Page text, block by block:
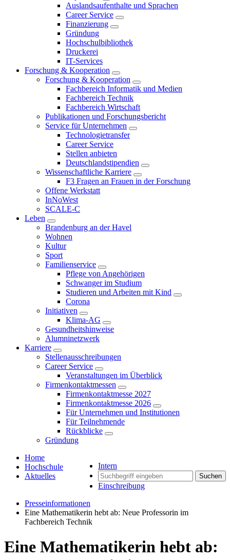
Auslandsaufenthalte und Sprachen
Career Service
Finanzierung
Gründung
Hochschulbibliothek
Druckerei
IT-Services
Forschung & Kooperation
Forschung & Kooperation
Fachbereich Informatik und Medien
Fachbereich Technik
Fachbereich Wirtschaft
Publikationen und Forschungsbericht
Service für Unternehmen
Technologietransfer
Career Service
Stellen anbieten
Deutschlandstipendien
Wissenschaftliche Karriere
F3 Fragen an Frauen in der Forschung
Offene Werkstatt
InNoWest
SCALE-C
Leben
Brandenburg an der Havel
Wohnen
Kultur
Sport
Familienservice
Pflege von Angehörigen
Schwanger im Studium
Studieren und Arbeiten mit Kind
Corona
Initiativen
Klima-AG
Gesundheitshinweise
Alumninetzwerk
Karriere
Stellenausschreibungen
Career Service
Veranstaltungen im Überblick
Firmenkontaktmessen
Firmenkontaktmesse 2027
Firmenkontaktmesse 2026
Für Unternehmen und Institutionen
Für Teilnehmende
Rückblicke
Gründung
Intern
Suchen
Einschreibung
Home
Hochschule
Aktuelles
Presseinformationen
Eine Mathematikerin hebt ab: Neue Professorin im
Fachbereich Technik
Eine Mathematikerin hebt ab: